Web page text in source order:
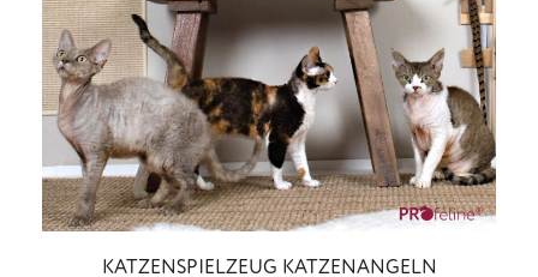
KATZENSPIELZEUG KATZENANGELN